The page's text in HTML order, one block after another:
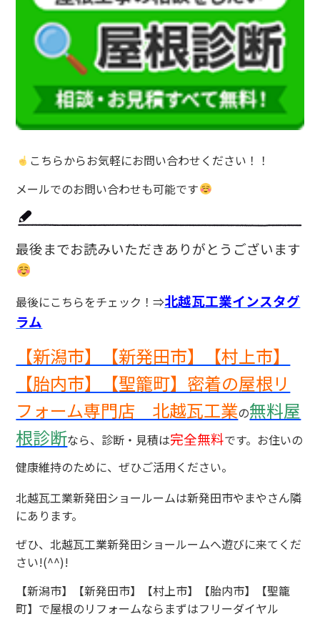
こちらからお気軽にお問い合わせください！！
メールでのお問い合わせも可能です
最後までお読みいただきありがとうございます
最後にこちらをチェック！⇒北越瓦工業インスタグ
ラム
【新潟市】【新発田市】【村上市】
【胎内市】【聖籠町】密着の屋根リ
フォーム専門店 北越瓦工業の無料屋
根診断なら、診断・見積は完全無料です。お住いの
健康維持のために、ぜひご活用ください。
北越瓦工業新発田ショールームは新発田市やまやさん隣
にあります。
ぜひ、北越瓦工業新発田ショールームへ遊びに来てくだ
さい!(^^)!
【新潟市】【新発田市】【村上市】【胎内市】【聖籠
町】で屋根のリフォームならまずはフリーダイヤル